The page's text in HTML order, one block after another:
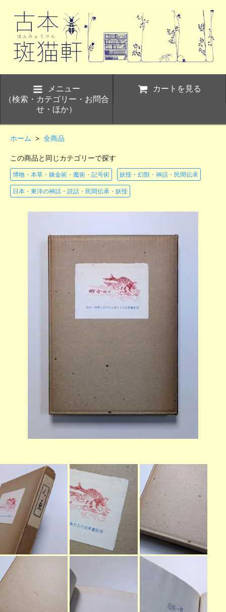
メニュー
（検索・カテゴリー・お問合
せ・ほか）
カートを見る
ホーム > 全商品
この商品と同じカテゴリーで探す
博物・本草・錬金術・魔術・記号術 妖怪・幻獣・神話・民間伝承
日本・東洋の神話・説話・民間伝承・妖怪